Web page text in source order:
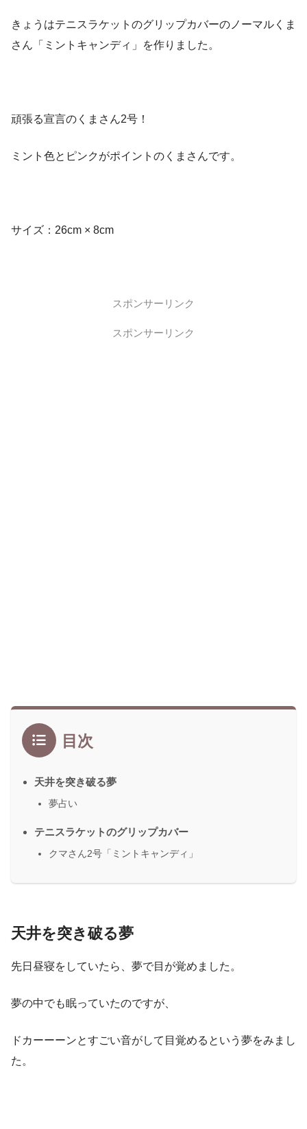
きょうはテニスラケットのグリップカバーのノーマルくま
さん「ミントキャンディ」を作りました。
頑張る宣言のくまさん2号！
ミント色とピンクがポイントのくまさんです。
サイズ：26cm × 8cm
スポンサーリンク
スポンサーリンク
目次
天井を突き破る夢
夢占い
テニスラケットのグリップカバー
クマさん2号「ミントキャンディ」
天井を突き破る夢
先日昼寝をしていたら、夢で目が覚めました。
夢の中でも眠っていたのですが、
ドカーーーンとすごい音がして目覚めるという夢をみまし
た。